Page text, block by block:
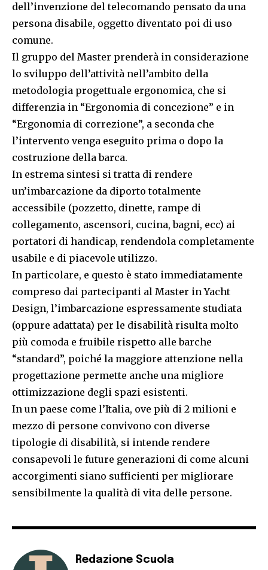
dell’invenzione del telecomando pensato da una
persona disabile, oggetto diventato poi di uso
comune.
Il gruppo del Master prenderà in considerazione
lo sviluppo dell’attività nell’ambito della
metodologia progettuale ergonomica, che si
differenzia in “Ergonomia di concezione” e in
“Ergonomia di correzione”, a seconda che
l’intervento venga eseguito prima o dopo la
costruzione della barca.
In estrema sintesi si tratta di rendere
un’imbarcazione da diporto totalmente
accessibile (pozzetto, dinette, rampe di
collegamento, ascensori, cucina, bagni, ecc) ai
portatori di handicap, rendendola completamente
usabile e di piacevole utilizzo.
In particolare, e questo è stato immediatamente
compreso dai partecipanti al Master in Yacht
Design, l’imbarcazione espressamente studiata
(oppure adattata) per le disabilità risulta molto
più comoda e fruibile rispetto alle barche
“standard”, poiché la maggiore attenzione nella
progettazione permette anche una migliore
ottimizzazione degli spazi esistenti.
In un paese come l’Italia, ove più di 2 milioni e
mezzo di persone convivono con diverse
tipologie di disabilità, si intende rendere
consapevoli le future generazioni di come alcuni
accorgimenti siano sufficienti per migliorare
sensibilmente la qualità di vita delle persone.
Redazione Scuola